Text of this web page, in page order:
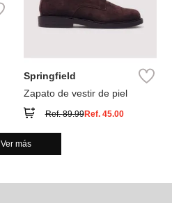
Springfield
Zapato de vestir de piel
Ref.89.99Ref. 45.00
Ver más